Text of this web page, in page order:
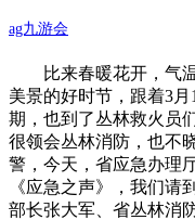
ag九游会
比来春暖花开，气温
美景的好时节，跟着3
期，也到了丛林救火员
很领会丛林消防，也不
警，今天，省应急办理
《应急之声》，我们请
部长张大军、省丛林消